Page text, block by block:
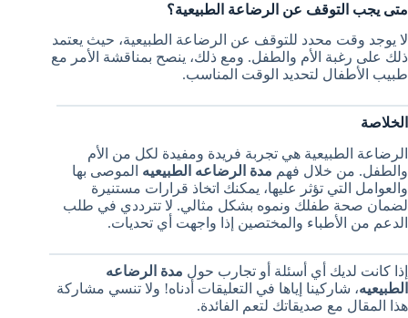
متى يجب التوقف عن الرضاعة الطبيعية؟
لا يوجد وقت محدد للتوقف عن الرضاعة الطبيعية، حيث يعتمد
ذلك على رغبة الأم والطفل. ومع ذلك، ينصح بمناقشة الأمر مع
طبيب الأطفال لتحديد الوقت المناسب.
الخلاصة
الرضاعة الطبيعية هي تجربة فريدة ومفيدة لكل من الأم
والطفل. من خلال فهم مدة الرضاعه الطبيعيه الموصى بها
والعوامل التي تؤثر عليها، يمكنك اتخاذ قرارات مستنيرة
لضمان صحة طفلك ونموه بشكل مثالي. لا تترددي في طلب
الدعم من الأطباء والمختصين إذا واجهت أي تحديات.
إذا كانت لديك أي أسئلة أو تجارب حول مدة الرضاعه
الطبيعيه، شاركينا إياها في التعليقات أدناه! ولا تنسي مشاركة
هذا المقال مع صديقاتك لتعم الفائدة.